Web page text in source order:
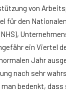
von
für den Nationalen
ein Viertel
Jahr
nach sehr
bedenkt, dass